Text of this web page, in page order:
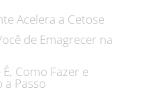
Acelera a Cetose
de Emagrecer na
Como Fazer e
a Passo